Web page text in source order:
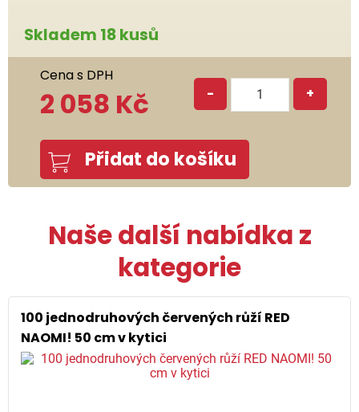
Skladem 18 kusů
Cena s DPH
2 058 Kč - +
Přidat do košíku
Naše další nabídka z
kategorie
100 jednodruhových červených růží RED
NAOMI! 50 cm v kytici